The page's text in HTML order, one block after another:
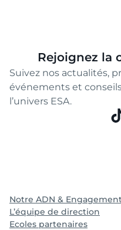
Rejoignez la
Suivez nos actualités,
événements et
l’univers ESA.
Notre ADN &
L’équipe de direction
Ecoles partenaires